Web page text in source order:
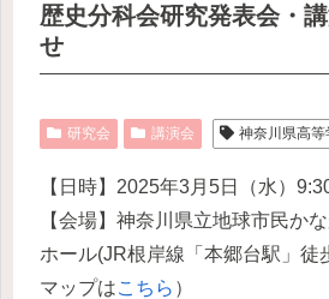
歴史分科会研究発表会・
せ
研究会 講演会 神奈川県高
【日時】2025年3月5日（水）
【会場】神奈川県立地球市民か
ホール(JR根岸線「本郷台駅」徒
マップはこちら ）